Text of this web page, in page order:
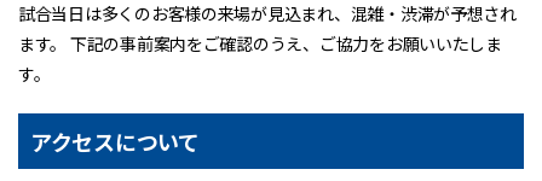
試合当日は多くのお客様の来場が見込まれ、混雑・渋滞が予想され
ます。 下記の事前案内をご確認のうえ、ご協力をお願いいたしま
す。
アクセスについて